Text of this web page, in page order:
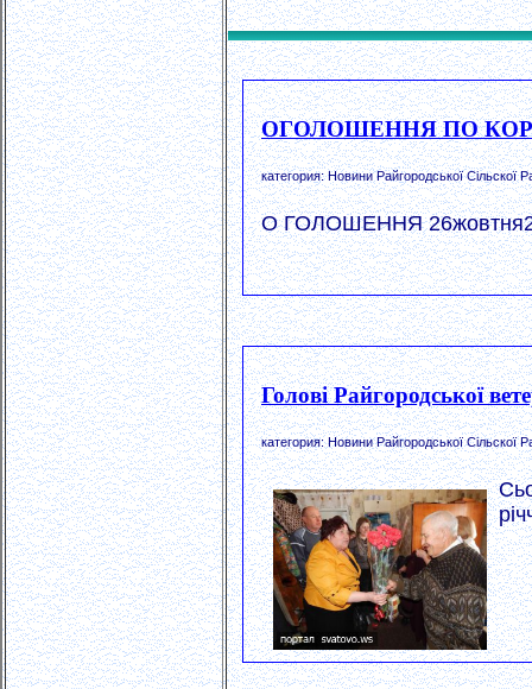
ОГОЛОШЕННЯ ПО
категория: Новини Райгородської Сільскої
О ГОЛОШЕННЯ
Голові Райгородської
категория: Новини Райгородської Сільскої